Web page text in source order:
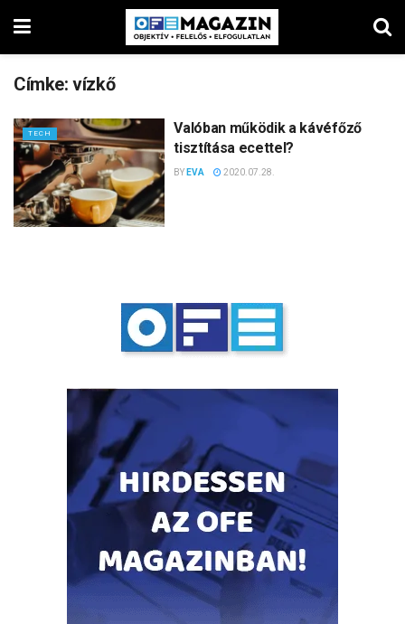
Címke:vízkő
TECH
Valóban működik a kávéfőző
tisztítása ecettel?
BY EVA 2020.07.28.